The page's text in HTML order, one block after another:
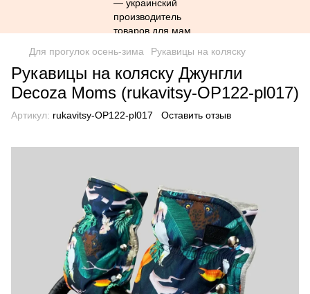
Для прогулок осень-зима Рукавицы на коляску
Рукавицы на коляску Джунгли
Decoza Moms (rukavitsy-OP122-pl017)
Артикул: rukavitsy-OP122-pl017 Оставить отзыв